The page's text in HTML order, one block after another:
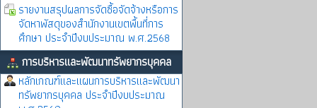
รายงานสรุปผลการจัดซื้อจัดจ้างหรือการ
จัดหาพัสดุของสำนักงานเขตพื้นที่การ
ศึกษา ประจำปีงบประมาณ พ.ศ.2568
การบริหารและพัฒนาทรัพยากรบุคคล
หลักเกณฑ์และแผนการบริหารและพัฒนา
ทรัพยากรบุคคล ประจำปีงบประมาณ